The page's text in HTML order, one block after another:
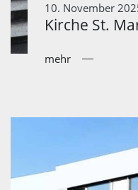
10. November
Kirche St.
mehr